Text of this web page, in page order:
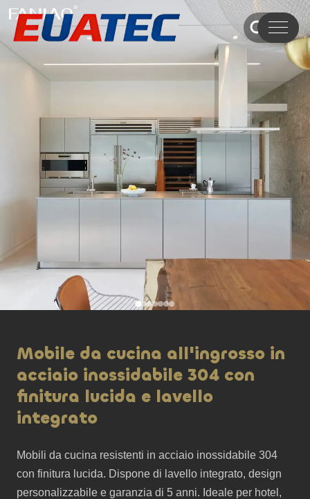
Mobile da cucina all'ingrosso in
acciaio inossidabile 304 con
finitura lucida e lavello
integrato
Mobili da cucina resistenti in acciaio inossidabile 304
con finitura lucida. Dispone di lavello integrato, design
personalizzabile e garanzia di 5 anni. Ideale per hotel,